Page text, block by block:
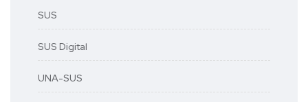
SUS
SUS Digital
UNA-SUS